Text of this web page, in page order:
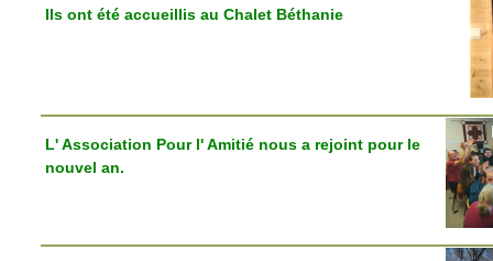
Ils ont été accueillis au Chalet Béthanie
L' Association Pour l' Amitié nous a rejoint pour le
nouvel an.